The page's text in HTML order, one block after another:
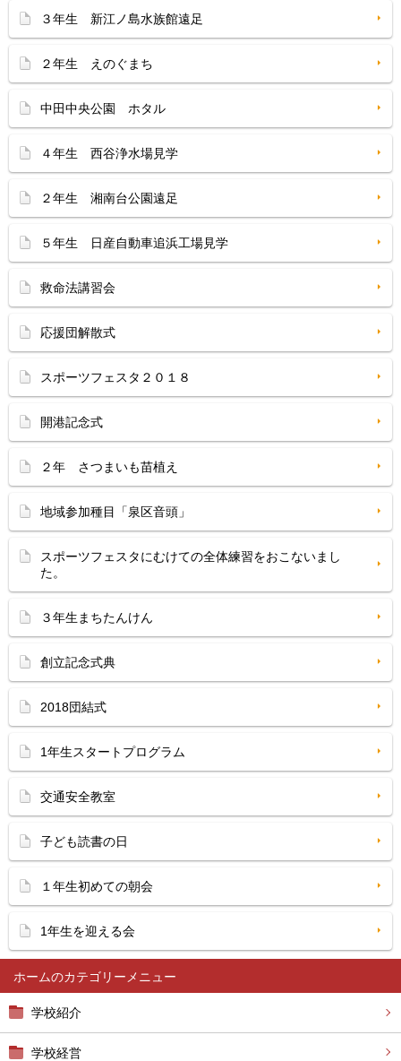
ホーム
学校紹介
学校経営
３年生 新江ノ島水族館遠足
２年生 えのぐまち
中田中央公園 ホタル
４年生 西谷浄水場見学
２年生 湘南台公園遠足
５年生 日産自動車追浜工場見学
救命法講習会
応援団解散式
スポーツフェスタ２０１８
開港記念式
２年 さつまいも苗植え
地域参加種目「泉区音頭」
スポーツフェスタにむけての全体練習をおこないまし
た。
３年生まちたんけん
創立記念式典
2018団結式
1年生スタートプログラム
交通安全教室
子ども読書の日
１年生初めての朝会
1年生を迎える会